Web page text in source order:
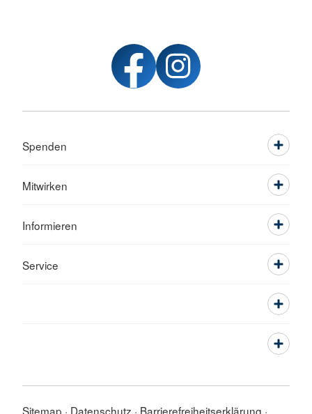
Spenden
Mitwirken
Informieren
Service
Sitemap Datenschutz Barrierefreiheitserklärung